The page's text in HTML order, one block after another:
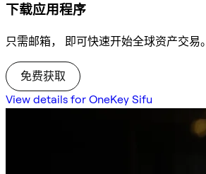
下载应用程序
只需邮箱， 即可快速开始全球资产交易。
免费获取
View details for OneKey Sifu